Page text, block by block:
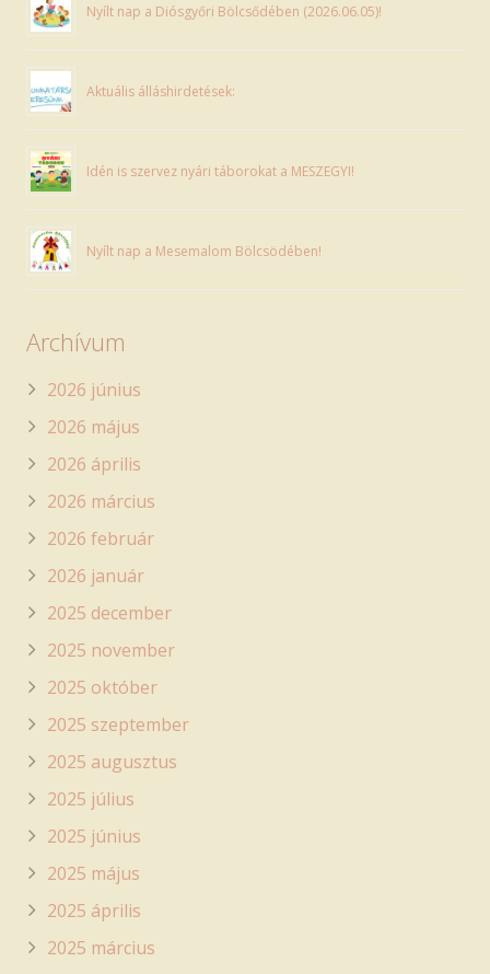
Nyílt nap a Diósgyőri Bölcsődében (2026.06.05)!
Aktuális álláshirdetések:
Idén is szervez nyári táborokat a MESZEGYI!
Nyílt nap a Mesemalom Bölcsödében!
Archívum
2026 június
2026 május
2026 április
2026 március
2026 február
2026 január
2025 december
2025 november
2025 október
2025 szeptember
2025 augusztus
2025 július
2025 június
2025 május
2025 április
2025 március